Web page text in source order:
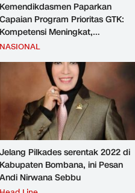
Kemendikdasmen Paparkan
Capaian Program Prioritas GTK:
Kompetensi Meningkat,
Kesejahteraan Guru Kian Diperkuat
NASIONAL
Jelang Pilkades serentak 2022 di
Kabupaten Bombana, ini Pesan
Andi Nirwana Sebbu